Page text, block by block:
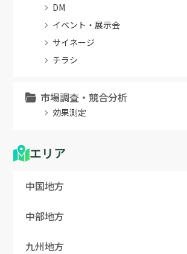
DM
イベント・展示会
サイネージ
チラシ
市場調査・競合分析
効果測定
エリア
中国地方
中部地方
九州地方